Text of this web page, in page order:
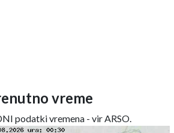
vreme
podatki vremena - vir ARSO.